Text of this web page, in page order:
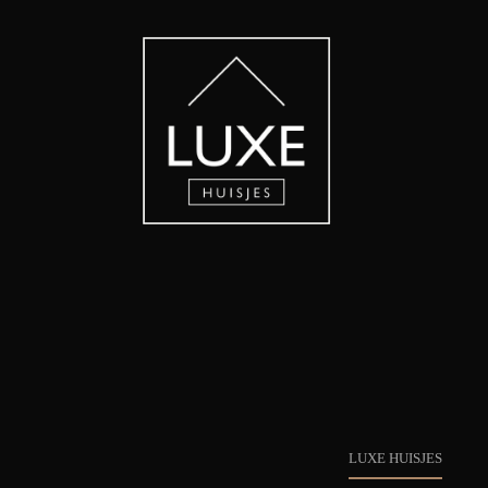
LUXE HUISJES